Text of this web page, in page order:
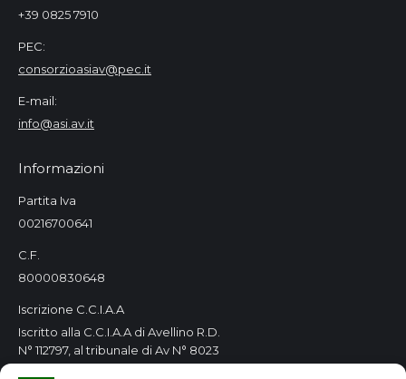
+39 0825 7910
PEC:
consorzioasiav@pec.it
E-mail:
info@asi.av.it
Informazioni
Partita Iva
00216700641
C.F.
80000830648
Iscrizione C.C.I.A.A
Iscritto alla C.C.I.A.A di Avellino R.D.
N° 112797, al tribunale di Av N° 8023